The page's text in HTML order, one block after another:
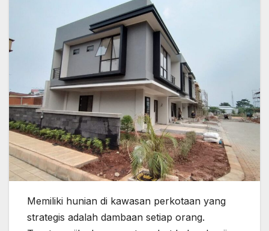
Memiliki hunian di kawasan perkotaan yang
strategis adalah dambaan setiap orang.